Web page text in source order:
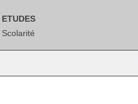
ETUDES
Scolarité